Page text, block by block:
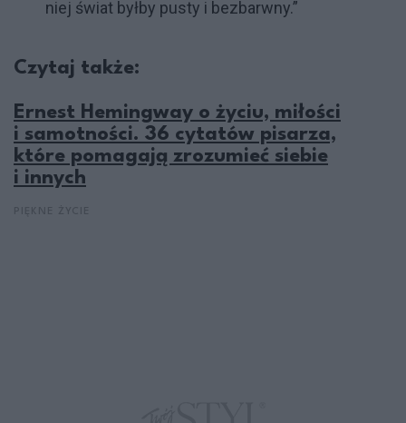
niej świat byłby pusty i bezbarwny.”
Czytaj także:
Ernest Hemingway o życiu, miłości
i samotności. 36 cytatów pisarza,
które pomagają zrozumieć siebie
i innych